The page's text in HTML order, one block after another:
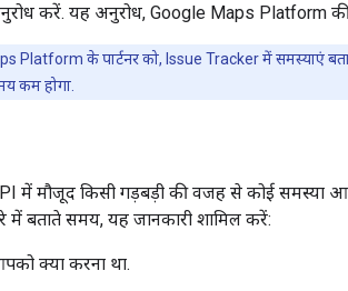
करें. यह अनुरोध, Google Maps Platform
Platform के पार्टनर को, Issue Tracker में समस्याएं
कम होगा.
में मौजूद किसी गड़बड़ी की वजह से कोई समस्या आ
बताते समय, यह जानकारी शामिल करें:
क्या करना था.